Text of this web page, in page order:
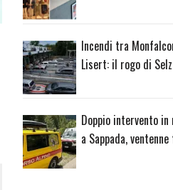
Incendi tra
Lisert: il rogo di
Doppio intervento in
a Sappada,